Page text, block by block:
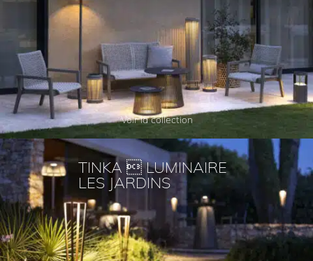
Voir la collection
TINKA  LUMINAIRE
LES JARDINS